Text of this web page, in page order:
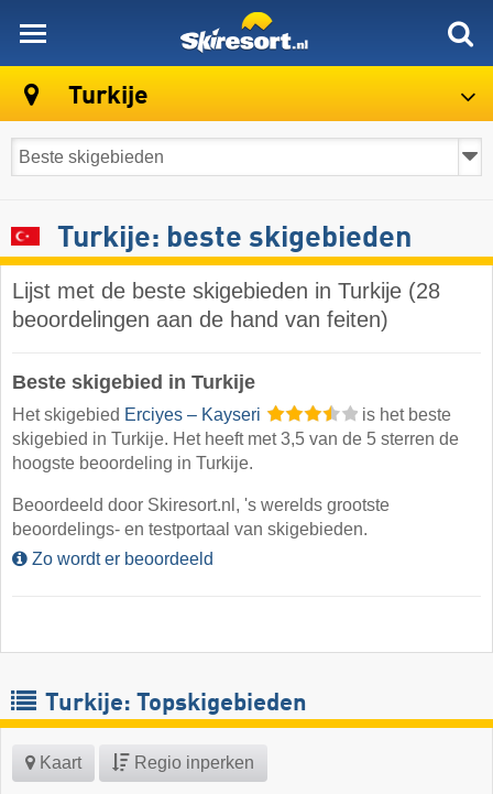
Turkije
Turkije: beste skigebieden
Lijst met de beste skigebieden in Turkije (28
beoordelingen aan de hand van feiten)
Beste skigebied in Turkije
Het skigebied Erciyes – Kayseri
is het beste
skigebied in Turkije. Het heeft met 3,5 van de 5 sterren de
hoogste beoordeling in Turkije.
Beoordeeld door Skiresort.nl, 's werelds grootste
beoordelings- en testportaal van skigebieden.
Zo wordt er beoordeeld
Turkije: Topskigebieden
Kaart Regio inperken